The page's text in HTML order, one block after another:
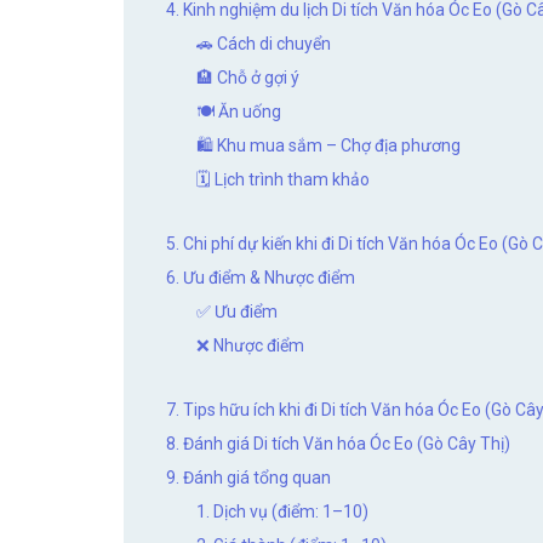
4. Kinh nghiệm du lịch Di tích Văn hóa Óc Eo (Gò
🚗 Cách di chuyển
🏨 Chỗ ở gợi ý
🍽️ Ăn uống
🛍️ Khu mua sắm – Chợ địa phương
🗓️ Lịch trình tham khảo
5. Chi phí dự kiến khi đi Di tích Văn hóa Óc Eo (Gò
6. Ưu điểm & Nhược điểm
✅ Ưu điểm
❌ Nhược điểm
7. Tips hữu ích khi đi Di tích Văn hóa Óc Eo (Gò
8. Đánh giá Di tích Văn hóa Óc Eo (Gò Cây Thị)
9. Đánh giá tổng quan
1. Dịch vụ (điểm: 1–10)